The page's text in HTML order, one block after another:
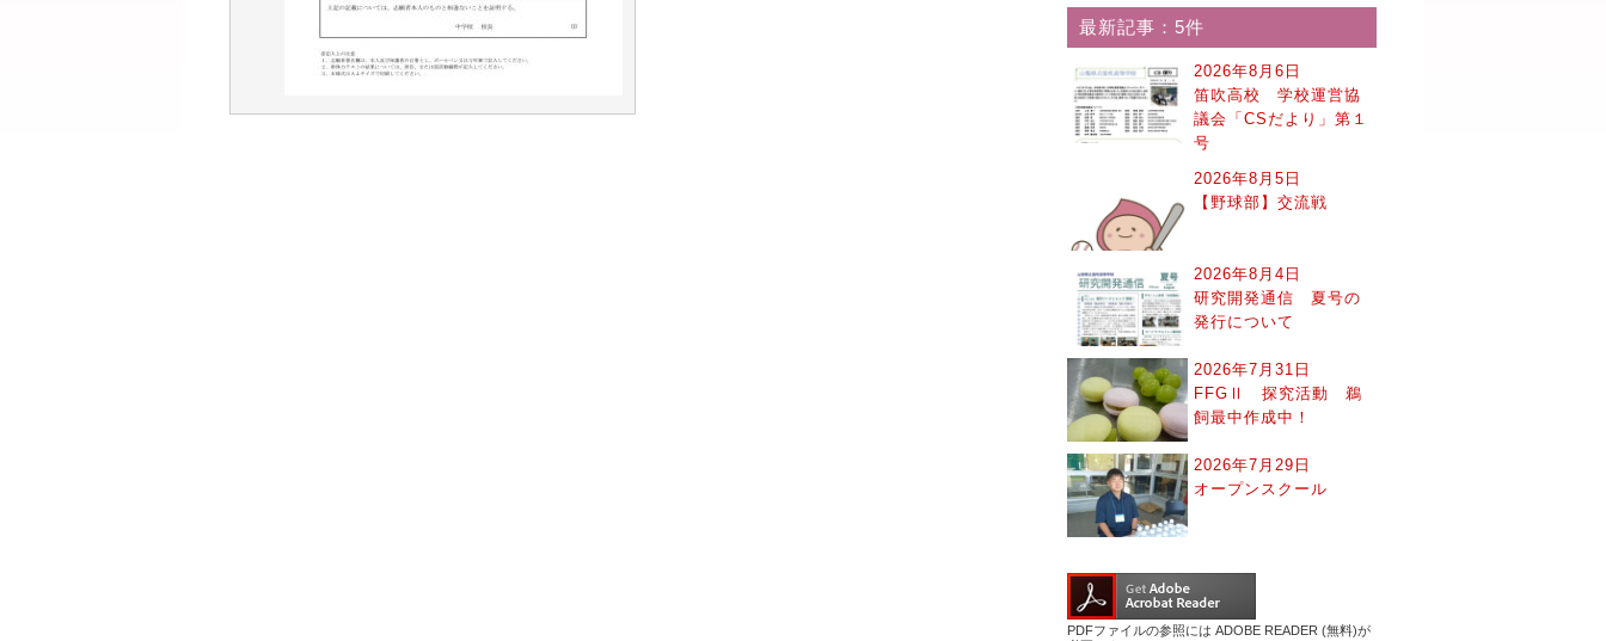
最新記事：5件
2026年8月6日
笛吹高校 学校運営協
議会「CSだより」第１
号
2026年8月5日
【野球部】交流戦
2026年8月4日
研究開発通信 夏号の
発行について
2026年7月31日
FFGⅡ 探究活動 鵜
飼最中作成中！
2026年7月29日
オープンスクール
PDFファイルの参照には ADOBE READER (無料)が